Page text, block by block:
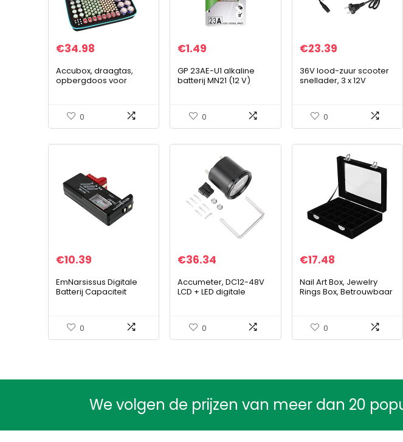
€34.98
Accubox, draagtas,
opbergdoos voor
tashouder voor 220+
batterijen…
0
€1.49
GP 23AE-U1 alkaline
batterij MN21 (12 V)
0
€23.39
36V lood-zuur scooter
snellader, 3 x 12V
stekker, Black Power
Charging Adapter…
0
€10.39
EmNarsissus Digitale
Batterij Capaciteit
Indicator Maatregel
voor 9 V 1.5 AA AAA Cell
C…
0
€36.34
Accumeter, DC12-48V
LCD + LED digitale
golfkar heftruck
0
€17.48
Nail Art Box, Jewelry
Rings Box, Betrouwbaar
decoraties voor het
opbergen van een…
0
We volgen de prijzen van meer dan 20